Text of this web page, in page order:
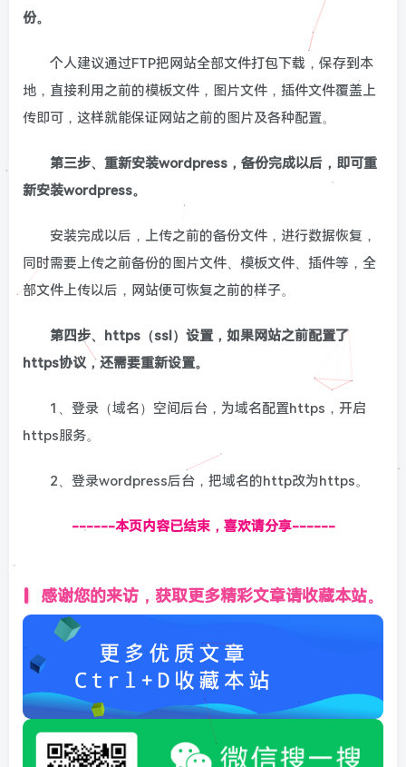
份。
个人建议通过FTP把网站全部文件打包下载，保存到本
地，直接利用之前的模板文件，图片文件，插件文件覆盖上
传即可，这样就能保证网站之前的图片及各种配置。
第三步、重新安装wordpress，备份完成以后，即可重
新安装wordpress。
安装完成以后，上传之前的备份文件，进行数据恢复，
同时需要上传之前备份的图片文件、模板文件、插件等，全
部文件上传以后，网站便可恢复之前的样子。
第四步、https（ssl）设置，如果网站之前配置了
https协议，还需要重新设置。
1、登录（域名）空间后台，为域名配置https，开启
https服务。
2、登录wordpress后台，把域名的http改为https。
------本页内容已结束，喜欢请分享------
感谢您的来访，获取更多精彩文章请收藏本站。